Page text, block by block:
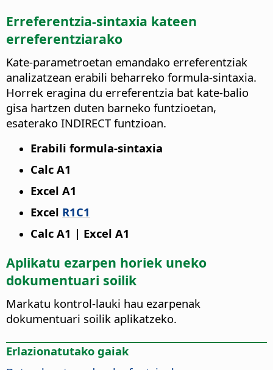
Erreferentzia-sintaxia kateen
erreferentziarako
Kate-parametroetan emandako erreferentziak
analizatzean erabili beharreko formula-sintaxia.
Horrek eragina du erreferentzia bat kate-balio
gisa hartzen duten barneko funtzioetan,
esaterako INDIRECT funtzioan.
Erabili formula-sintaxia
Calc A1
Excel A1
Excel R1C1
Calc A1 | Excel A1
Aplikatu ezarpen horiek uneko
dokumentuari soilik
Markatu kontrol-lauki hau ezarpenak
dokumentuari soilik aplikatzeko.
Erlazionatutako gaiak